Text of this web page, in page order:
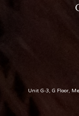
Unit G-3, G Floor,